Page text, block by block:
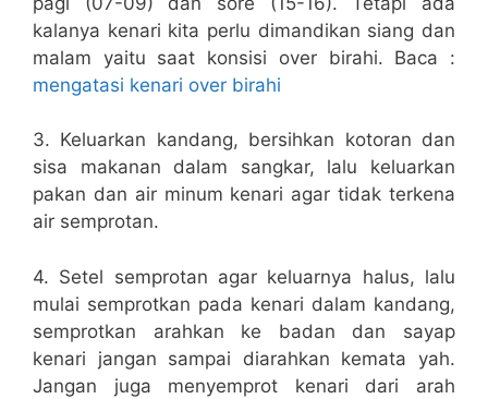
kalanya kenari kita perlu dimandikan siang dan
malam yaitu saat konsisi over birahi. Baca :
mengatasi kenari over birahi
3. Keluarkan kandang, bersihkan kotoran dan
sisa makanan dalam sangkar, lalu keluarkan
pakan dan air minum kenari agar tidak terkena
air semprotan.
4. Setel semprotan agar keluarnya halus, lalu
mulai semprotkan pada kenari dalam kandang,
semprotkan arahkan ke badan dan sayap
kenari jangan sampai diarahkan kemata yah.
Jangan juga menyemprot kenari dari arah